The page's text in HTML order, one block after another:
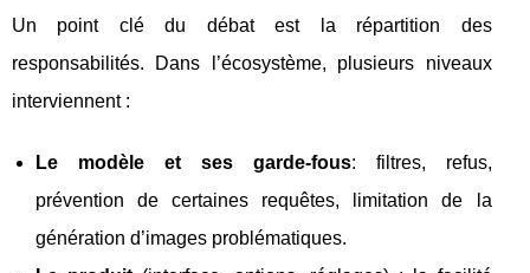
Un point clé du débat est la répartition des
responsabilités. Dans l’écosystème, plusieurs niveaux
interviennent :
Le modèle et ses garde-fous: filtres, refus,
prévention de certaines requêtes, limitation de la
génération d’images problématiques.